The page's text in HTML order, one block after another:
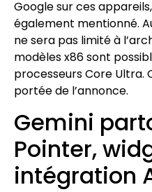
Google sur ces
également mentionné.
ne sera pas limité à
modèles x86 sont
processeurs Core Ultra.
portée de l’annonce.
Gemini
Pointer,
intégration